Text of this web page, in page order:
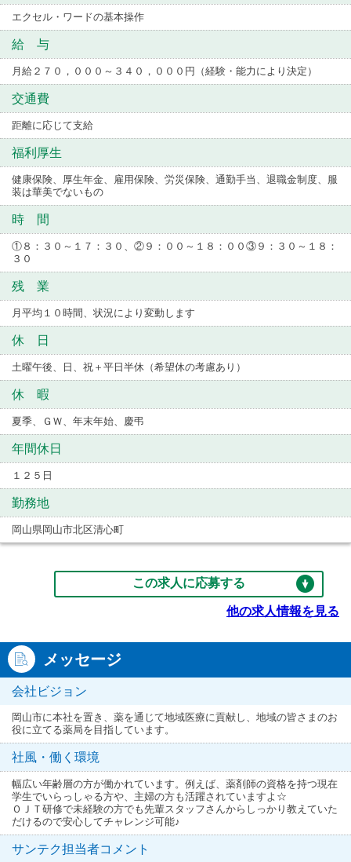
エクセル・ワードの基本操作
給 与
月給２７０，０００～３４０，０００円（経験・能力により決定）
交通費
距離に応じて支給
福利厚生
健康保険、厚生年金、雇用保険、労災保険、通勤手当、退職金制度、服
装は華美でないもの
時 間
①８：３０～１７：３０、②９：００～１８：００③９：３０～１８：
３０
残 業
月平均１０時間、状況により変動します
休 日
土曜午後、日、祝＋平日半休（希望休の考慮あり）
休 暇
夏季、ＧＷ、年末年始、慶弔
年間休日
１２５日
勤務地
岡山県岡山市北区清心町
この求人に応募する
他の求人情報を見る
メッセージ
会社ビジョン
岡山市に本社を置き、薬を通じて地域医療に貢献し、地域の皆さまのお
役に立てる薬局を目指しています。
社風・働く環境
幅広い年齢層の方が働かれています。例えば、薬剤師の資格を持つ現在
学生でいらっしゃる方や、主婦の方も活躍されていますよ☆
ＯＪＴ研修で未経験の方でも先輩スタッフさんからしっかり教えていた
だけるので安心してチャレンジ可能♪
サンテク担当者コメント